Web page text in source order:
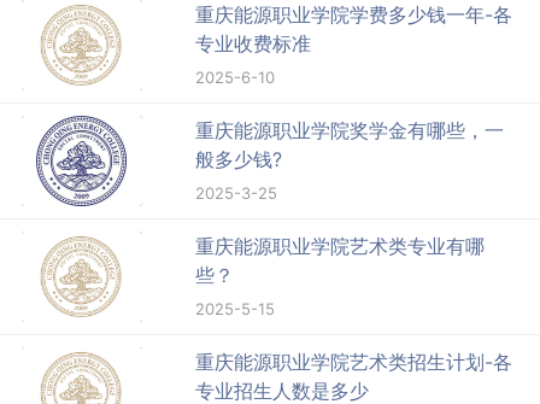
重庆能源职业学院学费多少钱一年-各
专业收费标准
2025-6-10
重庆能源职业学院奖学金有哪些，一
般多少钱?
2025-3-25
重庆能源职业学院艺术类专业有哪
些？
2025-5-15
重庆能源职业学院艺术类招生计划-各
专业招生人数是多少